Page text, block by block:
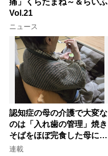
痛」くらたまね～＆らいふ
Vol.21
ニュース
認知症の母の介護で大変な
のは「入れ歯の管理」焼き
そばをほぼ完食した母に息
子が血の気が引いた理由
連載